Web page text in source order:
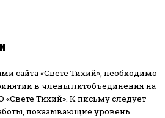
сайта «Свете Тихий», необходимо
в члены литобъединения на
Тихий». К письму следует
показывающие уровень